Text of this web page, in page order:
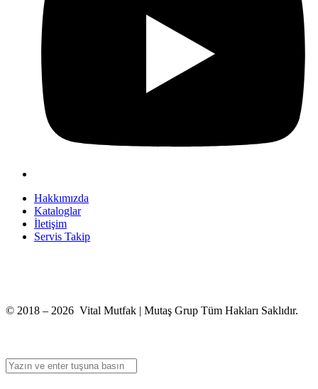
Hakkımızda
Kataloglar
İletişim
Servis Takip
© 2018 – 2026 Vital Mutfak | Mutaş Grup Tüm Hakları Saklıdır.